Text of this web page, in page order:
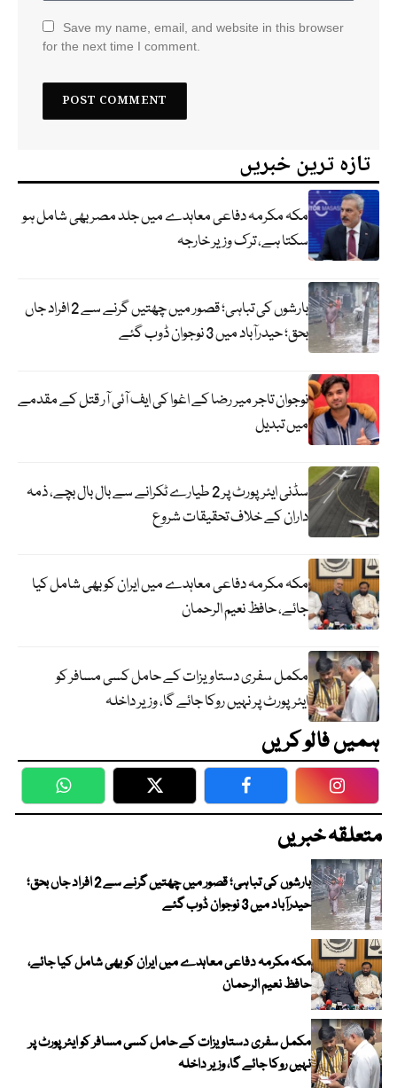
Save my name, email, and website in this browser
for the next time I comment.
تازہ ترین خبریں
مکہ مکرمہ دفاعی معاہدے میں جلد مصر بھی شامل ہو
سکتا ہے، ترک وزیر خارجہ
بارشوں کی تباہی؛ قصور میں چھتیں گرنے سے 2 افراد جاں
بحق؛ حیدرآباد میں 3 نوجوان ڈوب گئے
نوجوان تاجر میر رضا کے اغوا کی ایف آئی آر قتل کے مقدمے
میں تبدیل
سڈنی ایئرپورٹ پر 2 طیارے ٹکرانے سے بال بال بچے، ذمہ
داران کے خلاف تحقیقات شروع
مکہ مکرمہ دفاعی معاہدے میں ایران کو بھی شامل کیا
جائے، حافظ نعیم الرحمان
مکمل سفری دستاویزات کے حامل کسی مسافر کو
ایئرپورٹ پر نہیں روکا جائے گا، وزیر داخلہ
ہمیں فالو کریں
WhatsApp Twitter Facebook
متعلقہ خبریں
بارشوں کی تباہی؛ قصور میں چھتیں گرنے سے 2 افراد جاں بحق؛
حیدرآباد میں 3 نوجوان ڈوب گئے
مکہ مکرمہ دفاعی معاہدے میں ایران کو بھی شامل کیا جائے،
حافظ نعیم الرحمان
مکمل سفری دستاویزات کے حامل کسی مسافر کو ایئرپورٹ پر
نہیں روکا جائے گا، وزیر داخلہ